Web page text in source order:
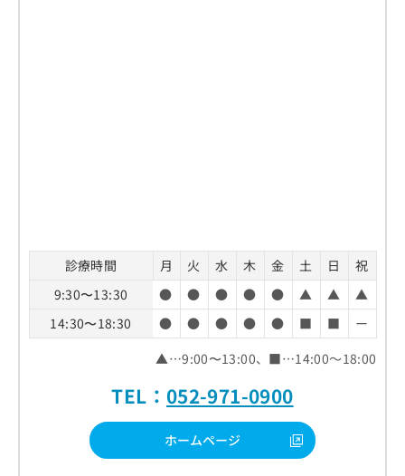
診療時間 月 火 水 木 金 土 日
祝
9:30〜13:30
● ● ● ● ● ▲ ▲
▲
14:30〜18:30
● ● ● ● ● ■ ■
ー
▲…9:00〜13:00、■…14:00～18:00
TEL： 052-971-0900
ホームページ